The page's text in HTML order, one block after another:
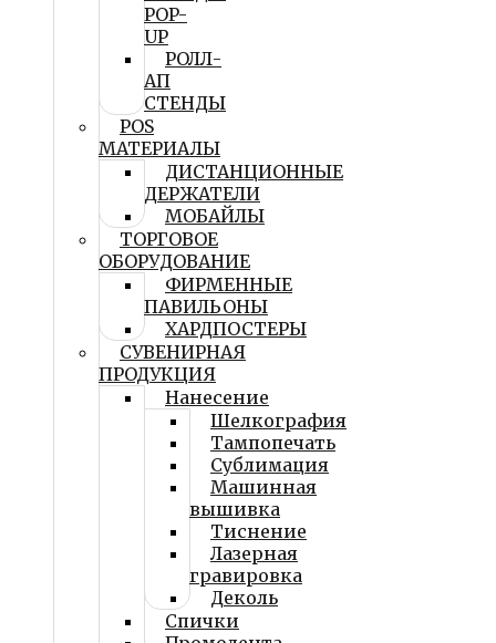
POP-
UP
РОЛЛ-
АП
СТЕНДЫ
POS
МАТЕРИАЛЫ
ДИСТАНЦИОННЫЕ
ДЕРЖАТЕЛИ
МОБАЙЛЫ
ТОРГОВОЕ
ОБОРУДОВАНИЕ
ФИРМЕННЫЕ
ПАВИЛЬОНЫ
ХАРДПОСТЕРЫ
СУВЕНИРНАЯ
ПРОДУКЦИЯ
Нанесение
Шелкография
Тампопечать
Сублимация
Машинная
вышивка
Тиснение
Лазерная
гравировка
Деколь
Спички